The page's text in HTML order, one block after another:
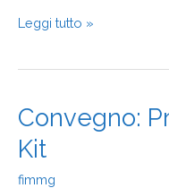
violazioni
GPDR
Leggi tutto »
Convegno:
Kit
fimmg
Convegno:
Professional
Start-